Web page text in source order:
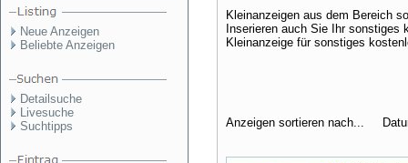
Neue Anzeigen
Beliebte Anzeigen
Detailsuche
Livesuche
Suchtipps
Kleinanzeigen aus dem Bereich
Inserieren auch Sie Ihr
Kleinanzeige für sonstiges
Anzeigen sortieren nach...